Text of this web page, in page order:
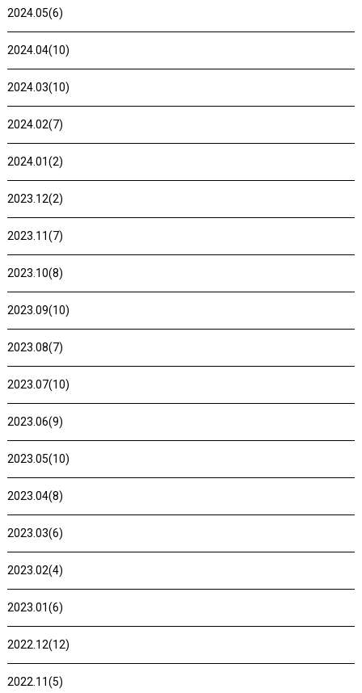
2024.05(6)
2024.04(10)
2024.03(10)
2024.02(7)
2024.01(2)
2023.12(2)
2023.11(7)
2023.10(8)
2023.09(10)
2023.08(7)
2023.07(10)
2023.06(9)
2023.05(10)
2023.04(8)
2023.03(6)
2023.02(4)
2023.01(6)
2022.12(12)
2022.11(5)